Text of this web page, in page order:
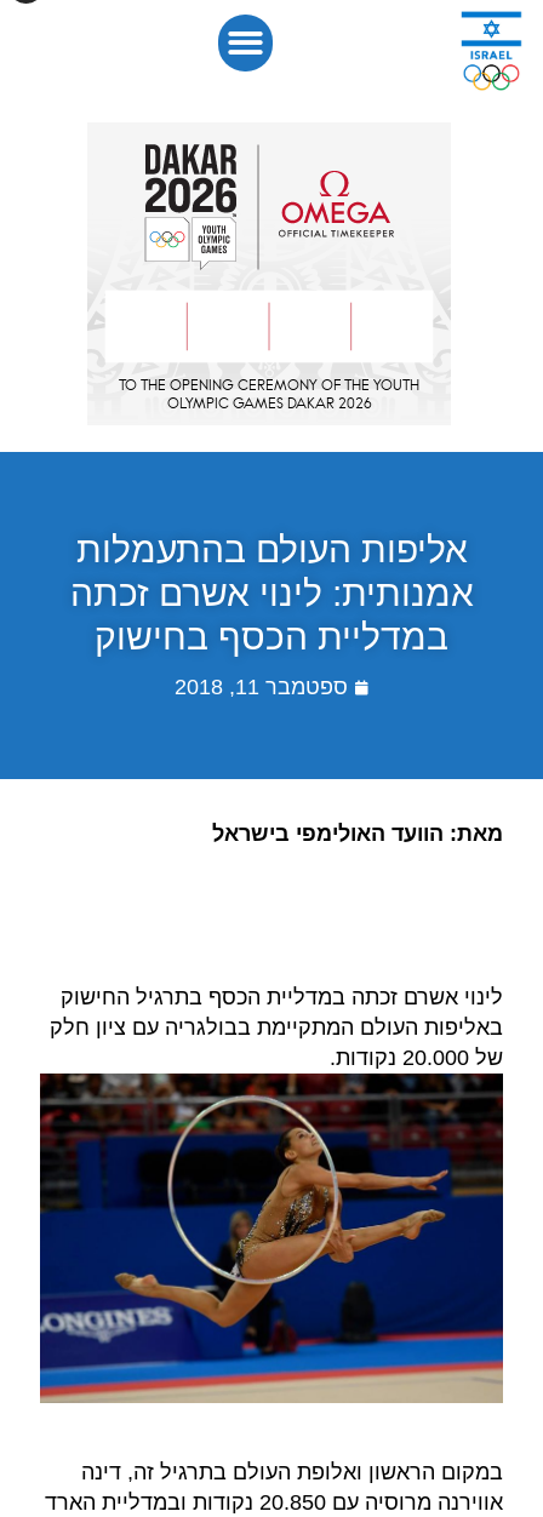
אליפות העולם בהתעמלות
אמנותית: לינוי אשרם זכתה
במדליית הכסף בחישוק
ספטמבר 11, 2018
מאת: הוועד האולימפי בישראל
לינוי אשרם זכתה במדליית הכסף בתרגיל החישוק
באליפות העולם המתקיימת בבולגריה עם ציון חלק
של 20.000 נקודות.
במקום הראשון ואלופת העולם בתרגיל זה, דינה
אווירנה מרוסיה עם 20.850 נקודות ובמדליית הארד